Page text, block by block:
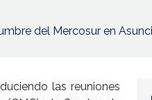
del Mercosur en
las reuniones